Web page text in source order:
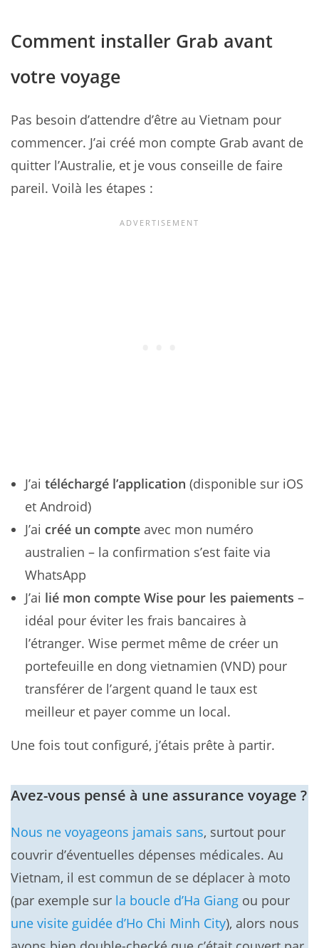
Comment installer Grab avant
votre voyage
Pas besoin d’attendre d’être au Vietnam pour
commencer. J’ai créé mon compte Grab avant de
quitter l’Australie, et je vous conseille de faire
pareil. Voilà les étapes :
J’ai téléchargé l’application (disponible sur iOS
et Android)
J’ai créé un compte avec mon numéro
australien – la confirmation s’est faite via
WhatsApp
J’ai lié mon compte Wise pour les paiements –
idéal pour éviter les frais bancaires à
l’étranger. Wise permet même de créer un
portefeuille en dong vietnamien (VND) pour
transférer de l’argent quand le taux est
meilleur et payer comme un local.
Une fois tout configuré, j’étais prête à partir.
Avez-vous pensé à une assurance voyage ?
Nous ne voyageons jamais sans, surtout pour
couvrir d’éventuelles dépenses médicales. Au
Vietnam, il est commun de se déplacer à moto
(par exemple sur la boucle d’Ha Giang ou pour
une visite guidée d’Ho Chi Minh City), alors nous